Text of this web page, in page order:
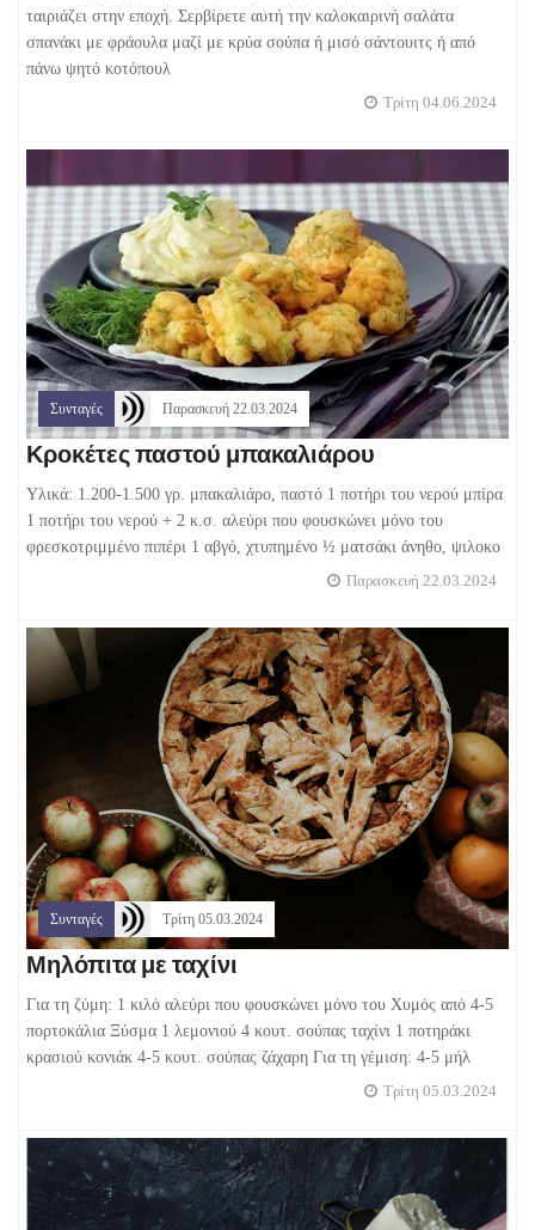
ταιριάζει στην εποχή. Σερβίρετε αυτή την καλοκαιρινή σαλάτα
σπανάκι με φράουλα μαζί με κρύα σούπα ή μισό σάντουιτς ή από
πάνω ψητό κοτόπουλ
Τρίτη 04.06.2024
Συνταγές Παρασκευή 22.03.2024
Κροκέτες παστού μπακαλιάρου
Υλικά: 1.200-1.500 γρ. μπακαλιάρο, παστό 1 ποτήρι του νερού μπίρα
1 ποτήρι του νερού + 2 κ.σ. αλεύρι που φουσκώνει μόνο του
φρεσκοτριμμένο πιπέρι 1 αβγό, χτυπημένο ½ ματσάκι άνηθο, ψιλοκο
Παρασκευή 22.03.2024
Συνταγές Τρίτη 05.03.2024
Μηλόπιτα με ταχίνι
Για τη ζύμη: 1 κιλό αλεύρι που φουσκώνει μόνο του Χυμός από 4-5
πορτοκάλια Ξύσμα 1 λεμονιού 4 κουτ. σούπας ταχίνι 1 ποτηράκι
κρασιού κονιάκ 4-5 κουτ. σούπας ζάχαρη Για τη γέμιση: 4-5 μήλ
Τρίτη 05.03.2024